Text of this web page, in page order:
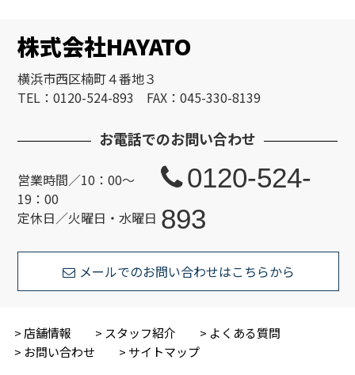
株式会社HAYATO
横浜市西区楠町４番地３
TEL：0120-524-893 FAX：045-330-8139
お電話でのお問い合わせ
営業時間／10：00～
19：00
定休日／火曜日・水曜日
0120-524-
893
メールでのお問い合わせはこちらから
店舗情報 スタッフ紹介
よくある質問
お問い合わせ
サイトマップ